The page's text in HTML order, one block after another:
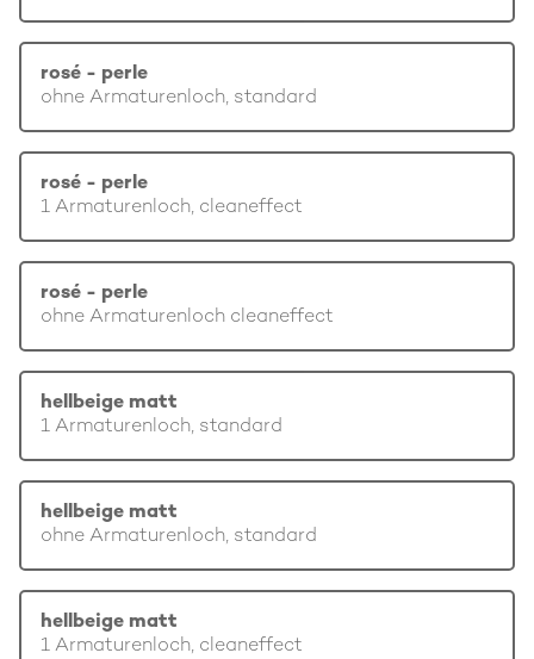
rosé - perle
ohne Armaturenloch, standard
rosé - perle
1 Armaturenloch, cleaneffect
rosé - perle
ohne Armaturenloch cleaneffect
hellbeige matt
1 Armaturenloch, standard
hellbeige matt
ohne Armaturenloch, standard
hellbeige matt
1 Armaturenloch, cleaneffect